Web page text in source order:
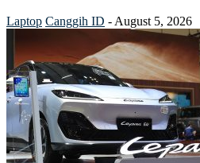
Laptop Canggih ID - August 5, 2026